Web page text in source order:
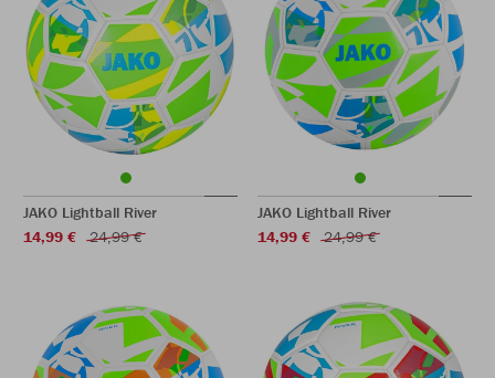
JAKO Lightball River
14,99 €
24,99 €
JAKO Lightball River
14,99 €
24,99 €